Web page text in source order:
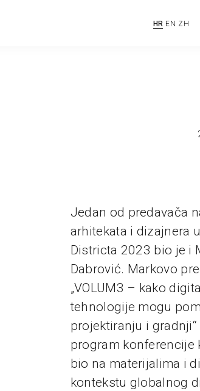
HR EN ZH
Jedan od predavača
arhitekata i dizajnera
Districta 2023 bio je i
Dabrović. Markovo
„VOLUM3 – kako
tehnologije mogu
projektiranju i
program konferencije
bio na materijalima i
kontekstu globalnog